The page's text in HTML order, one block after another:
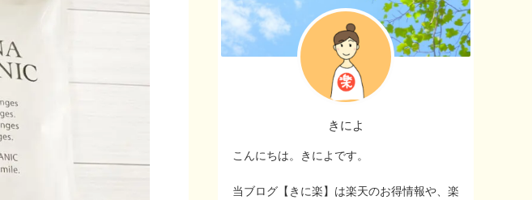
きによ
こんにちは。きによです。
当ブログ【きに楽】は楽天のお得情報や、楽